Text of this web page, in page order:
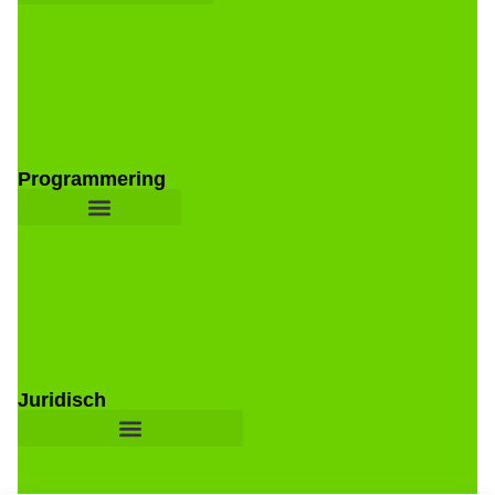
Programmering
Juridisch